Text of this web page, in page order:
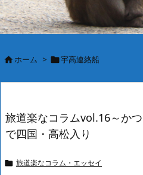
ホーム > 宇高連絡船
旅道楽なコラムvol.16～か
で四国・高松入り
 旅道楽なコラム・エッセイ